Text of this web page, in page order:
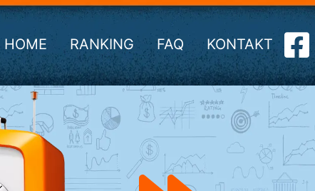
HOME RANKING FAQ KONTAKT